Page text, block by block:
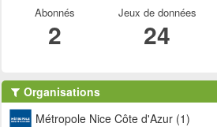
Abonnés
2
Jeux de données
24
Organisations
Métropole Nice Côte d'Azur (1)